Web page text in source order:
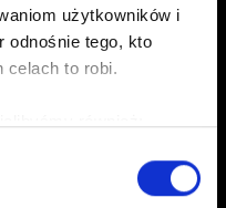
użytkowników i
odnośnie tego, kto
celach to robi.
nawet do kilku metrów
więc aby
należy sprawdzić datę